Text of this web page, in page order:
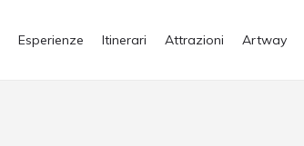
Esperienze Itinerari Attrazioni Artway